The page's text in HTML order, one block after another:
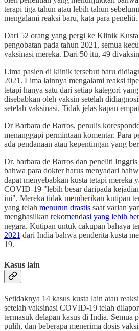
terapi tiga tahun atau lebih tahun
mengalami reaksi baru, kata para peneliti.
Dari 52 orang yang pergi ke Klinik
pengobatan pada tahun 2021, semua
vaksinasi mereka. Dari 50 itu, 49
Lima pasien di klinik tersebut baru
2021. Lima lainnya mengalami reaksi
tetapi hanya satu dari setiap kategori
disebabkan oleh vaksin setelah
setelah vaksinasi. Tidak jelas kapan
Dr Barbara de Barros, penulis
menanggapi permintaan komentar. Para
ada pendanaan atau kepentingan yang
Dr. barbara de Barros dan peneliti
bahwa para dokter harus menyadari
dapat menyebabkan kusta tetapi mereka
COVID-19 "lebih besar daripada
ini". Mereka tidak memberikan kutipan
yang telah menurun drastis saat varian
menghasilkan rekomendasi yang lebih
negara. Kutipan untuk cakupan bahaya
2021 dari India bahwa penderita kusta
19.
Kasus lain
Setidaknya 14 kasus kusta lain atau
setelah vaksinasi COVID-19 telah
termasuk delapan kasus di India. Semua
pulih, dan beberapa menerima dosis